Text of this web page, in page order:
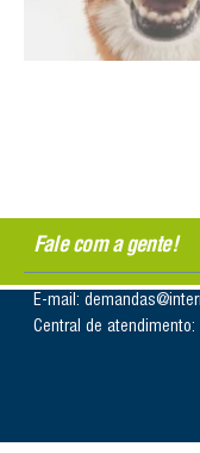
Fale com a gente!
E-mail:
Central de